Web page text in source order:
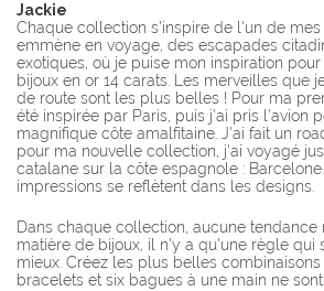
Jackie
Chaque collection s'inspire de l'un de mes
emmène en voyage, des escapades
exotiques, où je puise mon inspiration
bijoux en or 14 carats. Les merveilles que
de route sont les plus belles ! Pour ma
été inspirée par Paris, puis j'ai pris l'avion
magnifique côte amalfitaine. J'ai fait un
pour ma nouvelle collection, j'ai voyagé
catalane sur la côte espagnole :
impressions se reflètent dans les designs.
Dans chaque collection, aucune tendance
matière de bijoux, il n'y a qu'une règle qui
mieux. Créez les plus belles combinaisons
bracelets et six bagues à une main ne